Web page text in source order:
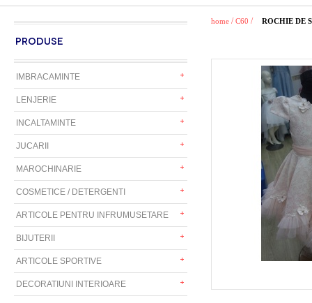
PRODUSE
IMBRACAMINTE
LENJERIE
INCALTAMINTE
JUCARII
MAROCHINARIE
COSMETICE / DETERGENTI
ARTICOLE PENTRU INFRUMUSETARE
BIJUTERII
ARTICOLE SPORTIVE
DECORATIUNI INTERIOARE
home / C60 / ROCHIE DE